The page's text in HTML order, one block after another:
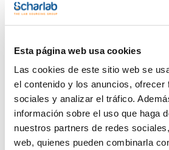
Esta página web usa cookies
Las cookies de este sitio web se
el contenido y los anuncios, ofrecer
sociales y analizar el tráfico.
información sobre el uso que haga
nuestros partners de redes
web, quienes pueden combinarla